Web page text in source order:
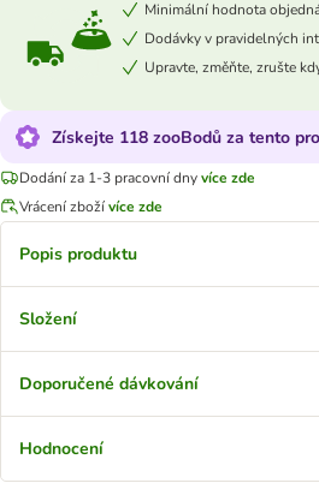
Minimální hodnota
Dodávky v pravidelných
Upravte, změňte, zrušte
Získejte 118 zooBodů za tento
Dodání za 1-3 pracovní dnyvíce zde
Vrácení zbožívíce zde
Popis produktu
Složení
Doporučené dávkování
Hodnocení